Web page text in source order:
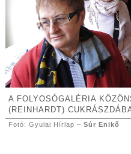
A FOLYOSÓGALÉRIA
(REINHARDT)
Fotó: Gyulai Hírlap – Súr Enikő